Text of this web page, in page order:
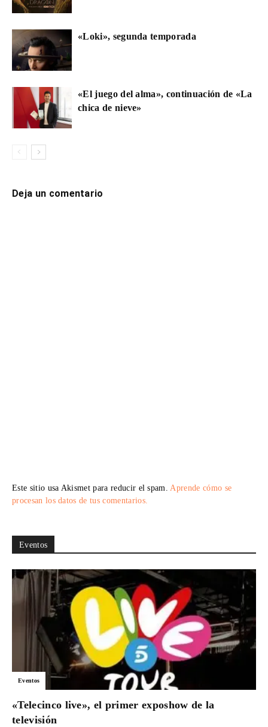
«Loki», segunda temporada
«El juego del alma», continuación de «La
chica de nieve»
Deja un comentario
Este sitio usa Akismet para reducir el spam. Aprende cómo se
procesan los datos de tus comentarios.
Eventos
Eventos
«Telecinco live», el primer exposhow de la
televisión